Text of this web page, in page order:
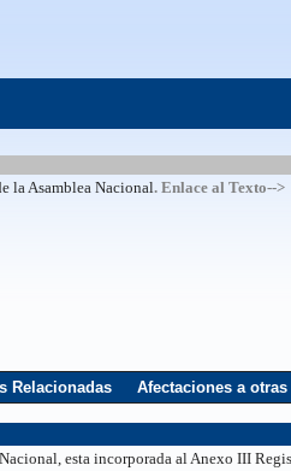
la Asamblea Nacional. Enlace al Texto-->
Relacionadas Afectaciones a
esta incorporada al Anexo III